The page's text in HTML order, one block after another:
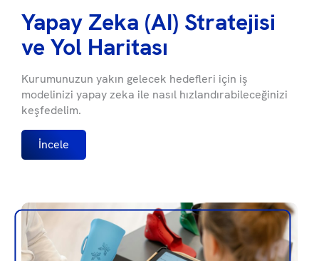
Yapay Zeka (AI) Stratejisi
ve Yol Haritası
Kurumunuzun yakın gelecek hedefleri için iş
modelinizi yapay zeka ile nasıl hızlandırabileceğinizi
keşfedelim.
İncele